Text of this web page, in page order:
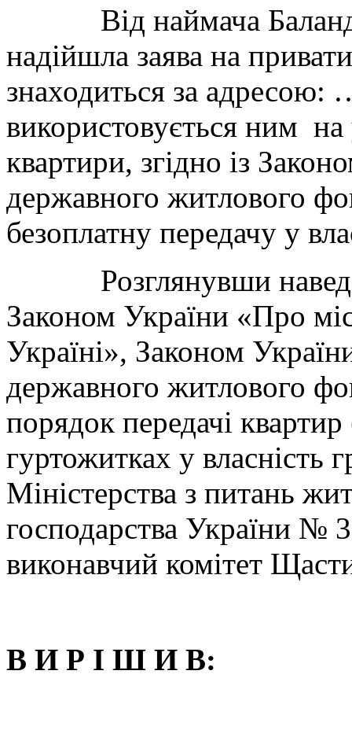
Від наймача
надійшла заява на
знаходиться за
використовується ним
квартири, згідно із
державного житлового
безоплатну передачу у
Розглянувши
Законом України «Про
Україні», Законом
державного житлового
порядок передачі
гуртожитках у власність
Міністерства з питань
господарства України №
виконавчий комітет
В И Р І Ш И В: